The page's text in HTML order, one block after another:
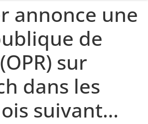
annonce une
de
sur
dans les
suivant…